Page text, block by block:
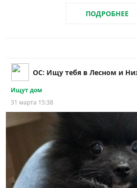
ПОДРОБНЕЕ
ОС: Ищу тебя в Лесном и
Ищут дом
31 марта 15:38